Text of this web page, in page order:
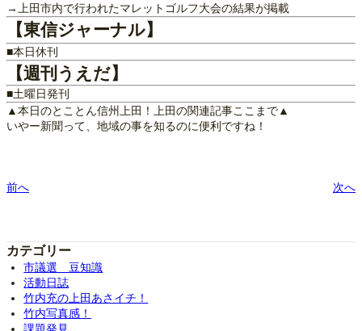
→上田市内で行われたマレットゴルフ大会の結果が掲載
【東信ジャーナル】
■本日休刊
【週刊うえだ】
■土曜日発刊
▲本日のとことん信州上田！上田の関連記事ここまで▲
いやー新聞って、地域の事を知るのに便利ですね！
前へ 次へ
カテゴリー
市議選 豆知識
活動日誌
竹内充の上田あさイチ！
竹内写真感！
課題発見